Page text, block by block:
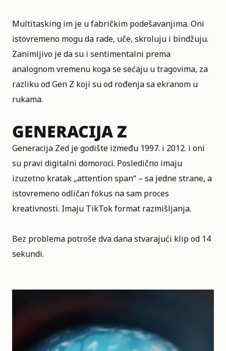
Multitasking im je u fabričkim podešavanjima. Oni
istovremeno mogu da rade, uče, skroluju i bindžuju.
Zanimljivo je da su i sentimentalni prema
analognom vremenu koga se sećaju u tragovima, za
razliku od Gen Z koji su od rođenja sa ekranom u
rukama.
GENERACIJA Z
Generacija Zed je godište između 1997. i 2012. i oni
su pravi digitalni domoroci. Posledično imaju
izuzetno kratak „attention span“ – sa jedne strane, a
istovremeno odličan fokus na sam proces
kreativnosti. Imaju TikTokformat razmišljanja.
Bez problema potroše dva dana stvarajući klip od 14
sekundi.